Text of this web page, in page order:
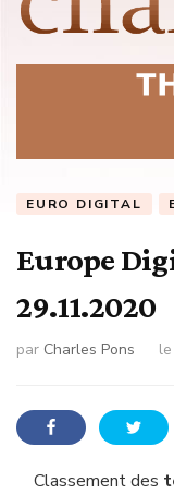
EURO DIGITAL
Europe
29.11.2020
par Charles Pons le
Classement des